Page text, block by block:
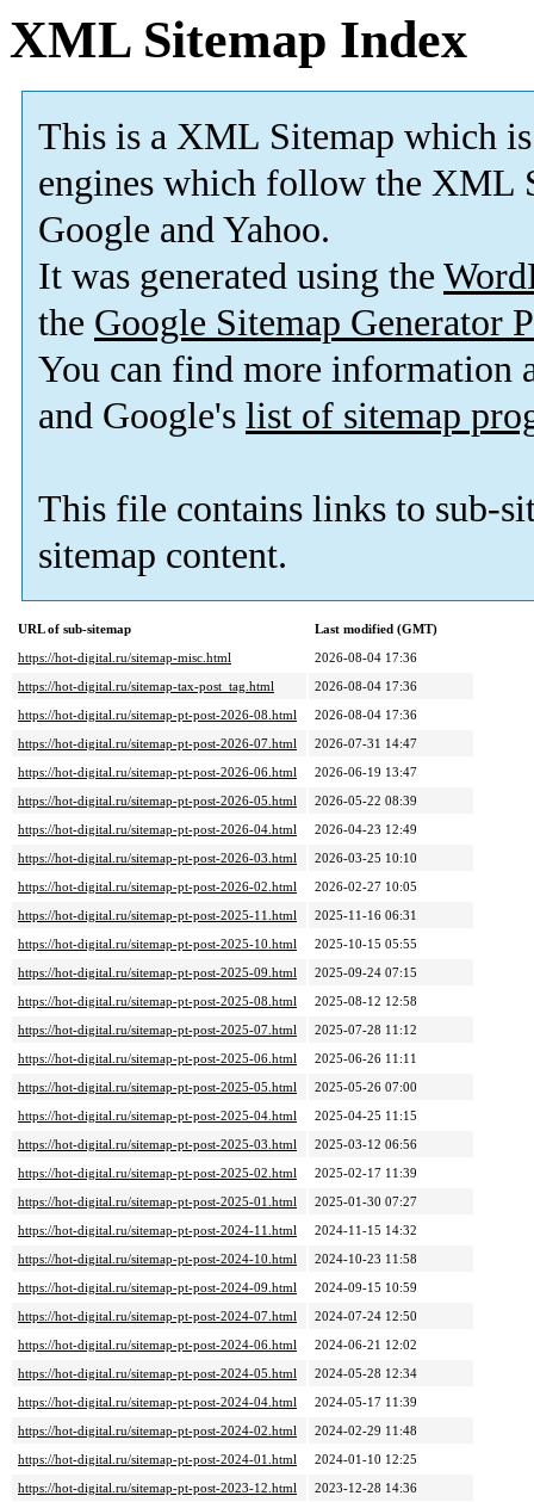
XML Sitemap Index
This is a XML Sitemap which is
engines which follow the XML
Google and Yahoo.
It was generated using the
the Google Sitemap Generator
You can find more information
and Google's list of sitemap
This file contains links to sub-
sitemap content.
URL of sub-sitemap
Last modified (GMT)
https://hot-digital.ru/sitemap-misc.html
2026-08-04 17:36
https://hot-digital.ru/sitemap-tax-post_tag.html
2026-08-04 17:36
https://hot-digital.ru/sitemap-pt-post-2026-08.html
2026-08-04 17:36
https://hot-digital.ru/sitemap-pt-post-2026-07.html
2026-07-31 14:47
https://hot-digital.ru/sitemap-pt-post-2026-06.html
2026-06-19 13:47
https://hot-digital.ru/sitemap-pt-post-2026-05.html
2026-05-22 08:39
https://hot-digital.ru/sitemap-pt-post-2026-04.html
2026-04-23 12:49
https://hot-digital.ru/sitemap-pt-post-2026-03.html
2026-03-25 10:10
https://hot-digital.ru/sitemap-pt-post-2026-02.html
2026-02-27 10:05
https://hot-digital.ru/sitemap-pt-post-2025-11.html
2025-11-16 06:31
https://hot-digital.ru/sitemap-pt-post-2025-10.html
2025-10-15 05:55
https://hot-digital.ru/sitemap-pt-post-2025-09.html
2025-09-24 07:15
https://hot-digital.ru/sitemap-pt-post-2025-08.html
2025-08-12 12:58
https://hot-digital.ru/sitemap-pt-post-2025-07.html
2025-07-28 11:12
https://hot-digital.ru/sitemap-pt-post-2025-06.html
2025-06-26 11:11
https://hot-digital.ru/sitemap-pt-post-2025-05.html
2025-05-26 07:00
https://hot-digital.ru/sitemap-pt-post-2025-04.html
2025-04-25 11:15
https://hot-digital.ru/sitemap-pt-post-2025-03.html
2025-03-12 06:56
https://hot-digital.ru/sitemap-pt-post-2025-02.html
2025-02-17 11:39
https://hot-digital.ru/sitemap-pt-post-2025-01.html
2025-01-30 07:27
https://hot-digital.ru/sitemap-pt-post-2024-11.html
2024-11-15 14:32
https://hot-digital.ru/sitemap-pt-post-2024-10.html
2024-10-23 11:58
https://hot-digital.ru/sitemap-pt-post-2024-09.html
2024-09-15 10:59
https://hot-digital.ru/sitemap-pt-post-2024-07.html
2024-07-24 12:50
https://hot-digital.ru/sitemap-pt-post-2024-06.html
2024-06-21 12:02
https://hot-digital.ru/sitemap-pt-post-2024-05.html
2024-05-28 12:34
https://hot-digital.ru/sitemap-pt-post-2024-04.html
2024-05-17 11:39
https://hot-digital.ru/sitemap-pt-post-2024-02.html
2024-02-29 11:48
https://hot-digital.ru/sitemap-pt-post-2024-01.html
2024-01-10 12:25
https://hot-digital.ru/sitemap-pt-post-2023-12.html
2023-12-28 14:36